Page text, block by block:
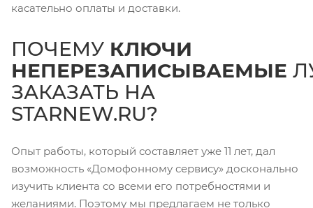
касательно оплаты и доставки.
ПОЧЕМУ КЛЮЧИ
НЕПЕРЕЗАПИСЫВАЕМЫЕ
ЗАКАЗАТЬ НА
STARNEW.RU?
Опыт работы, который составляет уже 11 лет, дал
возможность «Домофонному сервису» досконально
изучить клиента со всеми его потребностями и
желаниями. Поэтому мы предлагаем не только